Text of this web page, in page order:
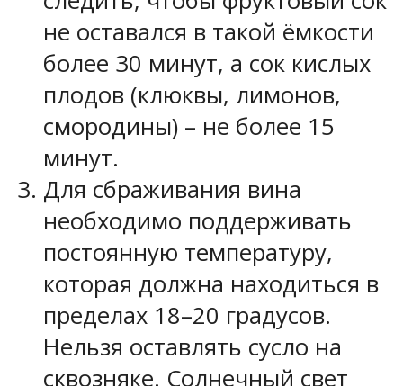
не оставался в такой ёмкости
более 30 минут, а сок кислых
плодов (клюквы, лимонов,
смородины) – не более 15
минут.
Для сбраживания вина
необходимо поддерживать
постоянную температуру,
которая должна находиться в
пределах 18–20 градусов.
Нельзя оставлять сусло на
сквозняке. Солнечный свет